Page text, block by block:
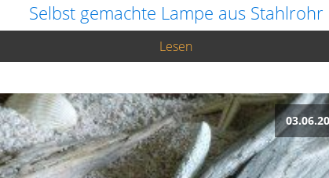
Selbst gemachte Lampe aus Stahlrohr
Lesen